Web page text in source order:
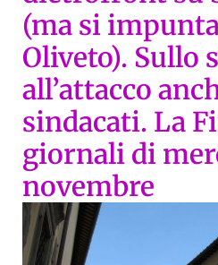
(ma si
Oliveto). Sullo
all’attacco
sindacati. La
giornali di
novembre